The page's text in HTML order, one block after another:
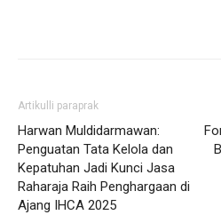
Artikulli paraprak
Harwan Muldidarmawan:
Penguatan Tata Kelola dan
Kepatuhan Jadi Kunci Jasa
Raharaja Raih Penghargaan di
Ajang IHCA 2025